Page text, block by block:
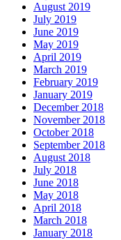
August 2019
July 2019
June 2019
May 2019
April 2019
March 2019
February 2019
January 2019
December 2018
November 2018
October 2018
September 2018
August 2018
July 2018
June 2018
May 2018
April 2018
March 2018
January 2018